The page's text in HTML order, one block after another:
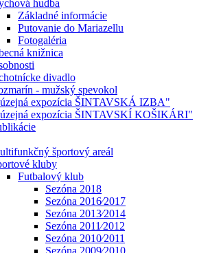
hudba
Základné informácie
Putovanie do Mariazellu
Fotogaléria
knižnica
divadlo
- mužský spevokol
expozícia ŠINTAVSKÁ IZBA"
expozícia ŠINTAVSKÍ KOŠIKÁRI"
športový areál
kluby
Futbalový klub
Sezóna 2018
Sezóna 2016⁄2017
Sezóna 2013⁄2014
Sezóna 2011⁄2012
Sezóna 2010⁄2011
Sezóna 2009⁄2010